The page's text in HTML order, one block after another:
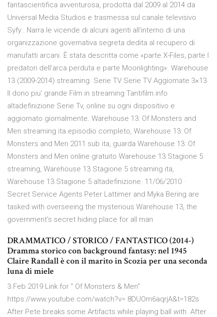
fantascientifica avventurosa, prodotta dal 2009 al 2014 da
Universal Media Studios e trasmessa sul canale televisivo
Syfy.. Narra le vicende di alcuni agenti all'interno di una
organizzazione governativa segreta dedita al recupero di
manufatti arcani. È stata descritta come «parte X-Files, parte I
predatori dell'arca perduta e parte Moonlighting». Warehouse
13 (2009-2014) streaming. Serie TV Serie TV Aggiornate 3×13
Il dono piu’ grande Film in streaming Tantifilm.info
altadefinizione Serie Tv, online su ogni dispositivo e
aggiornato giornalmente. Warehouse 13: Of Monsters and
Men streaming ita episodio completo, Warehouse 13: Of
Monsters and Men 2011 sub ita, guarda Warehouse 13: Of
Monsters and Men online gratuito Warehouse 13 Stagione 5
streaming, Warehouse 13 Stagione 5 streaming ita,
Warehouse 13 Stagione 5 altadefinizione. 11/06/2010 ·
Secret Service Agents Peter Lattimer and Myka Bering are
tasked with overseeing the mysterious Warehouse 13, the
government's secret hiding place for all man
DRAMMATICO / STORICO / FANTASTICO (2014-)
Dramma storico con background fantasy: nel 1945
Claire Randall è con il marito in Scozia per una seconda
luna di miele
3 Feb 2019 Link for " Of Monsters & Men"
https://www.youtube.com/watch?v= 8DUOm6aqrjA&t=182s
After Pete breaks some Artifacts while playing ball with After